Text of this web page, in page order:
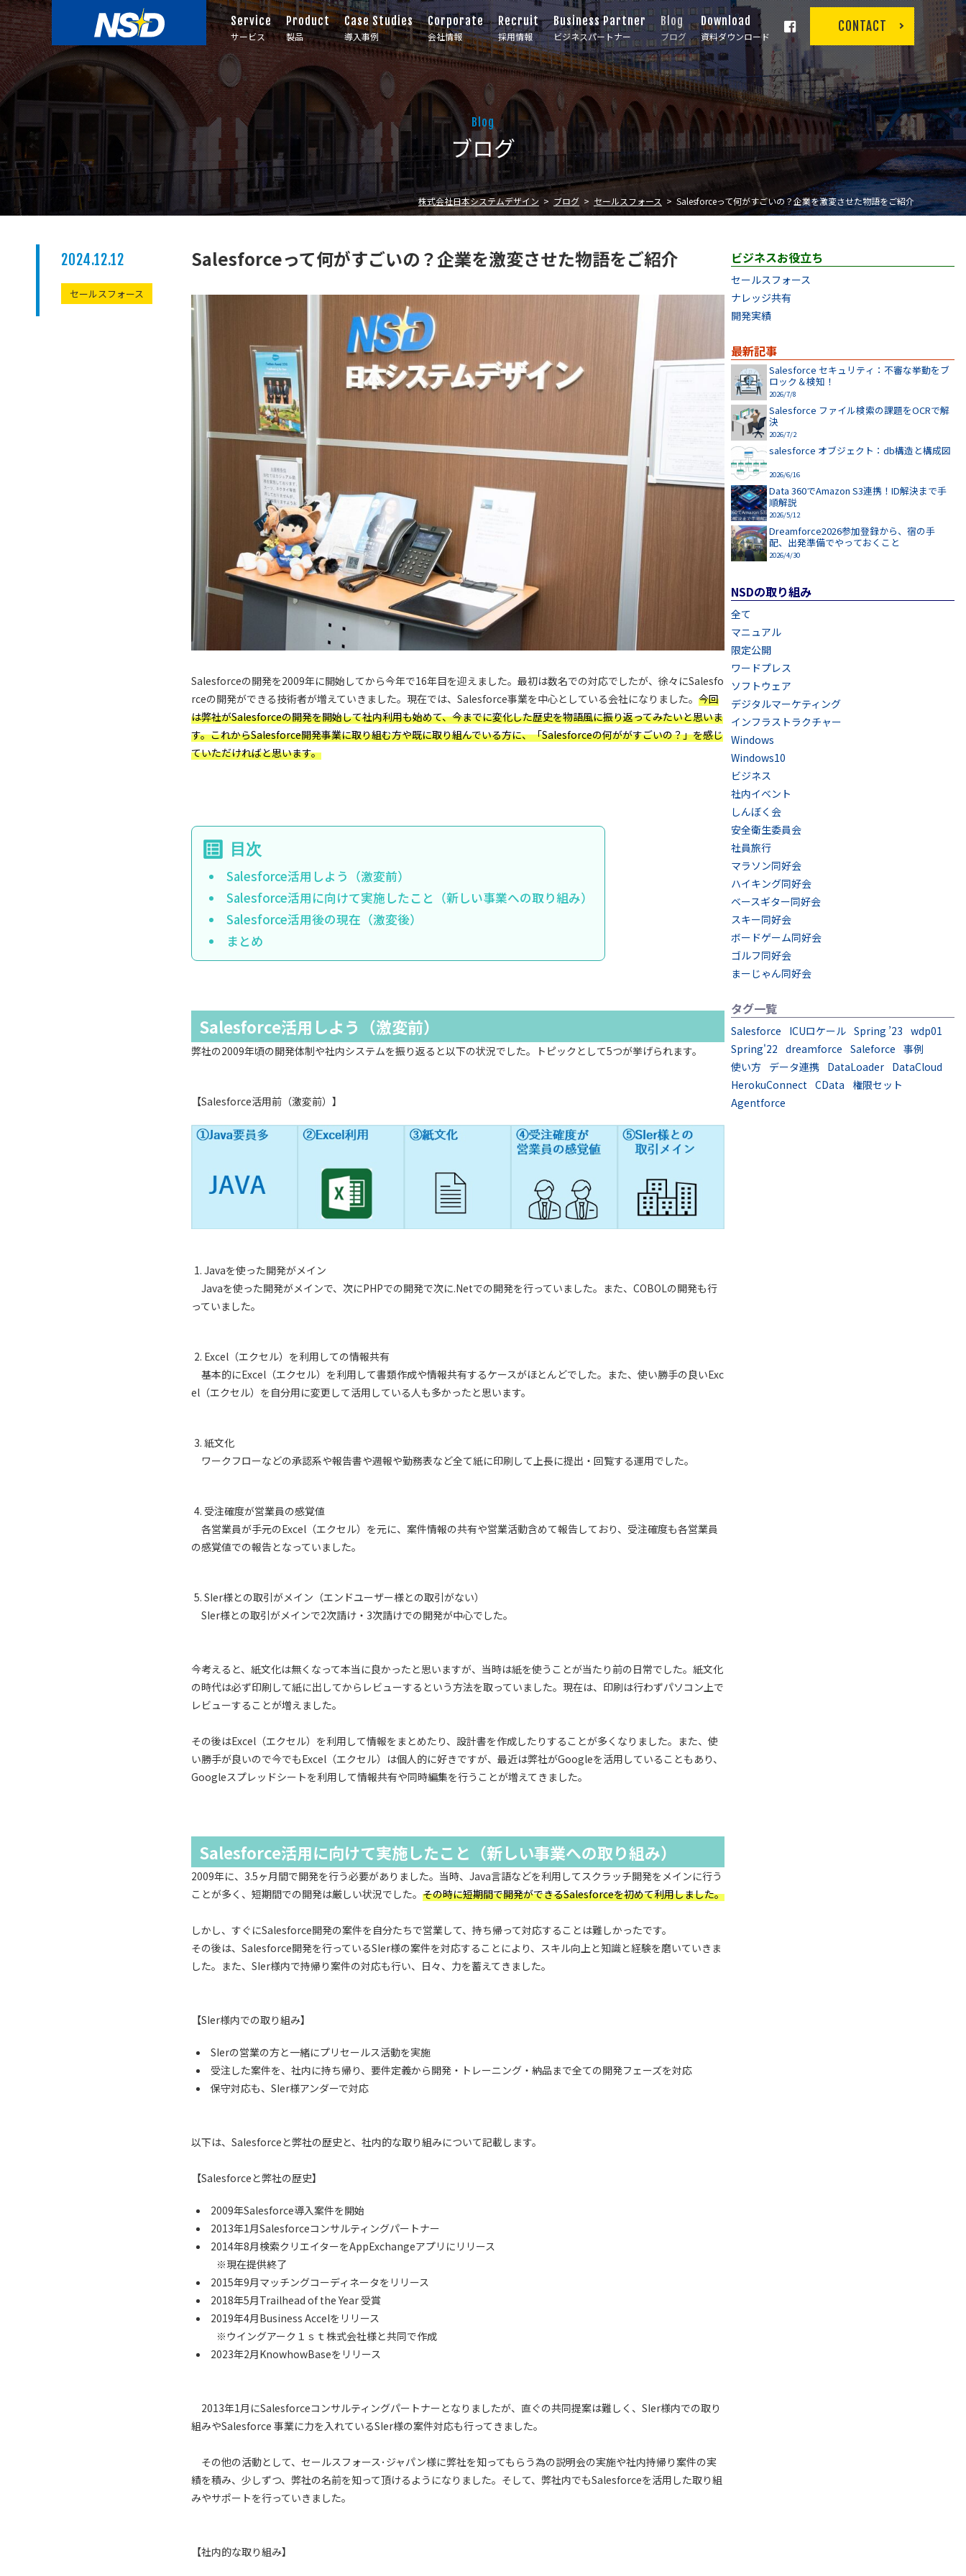
Service
サービス
Product
製品
Case Studies
導入事例
Corporate
会社情報
Recruit
採用情報
Business Partner
ビジネスパートナー
Blog
ブログ
Download
資料ダウンロード
CONTACT
Blog
ブログ
株式会社日本システムデザイン ブログ セールスフォース Salesforceって何がすごいの？企業を激変させた物語をご紹介
2024.12.12
セールスフォース
Salesforceって何がすごいの？企業を激変させた物語をご紹介
Salesforceの開発を2009年に開始してから今年で16年目を迎えました。最初は数名での対応でしたが、徐々にSalesfo
rceの開発ができる技術者が増えていきました。現在では、Salesforce事業を中心としている会社になりました。 今回
は弊社がSalesforceの開発を開始して社内利用も始めて、今までに変化した歴史を物語風に振り返ってみたいと思いま
す。これからSalesforce開発事業に取り組む方や既に取り組んでいる方に、「Salesforceの何ががすごいの？」を感じ
ていただければと思います。
Salesforce活用しよう（激変前）
Salesforce活用に向けて実施したこと（新しい事業への取り組み）
Salesforce活用後の現在（激変後）
まとめ
Salesforce活用しよう（激変前）
弊社の2009年頃の開発体制や社内システムを振り返ると以下の状況でした。トピックとして5つが挙げられます。
【Salesforce活用前（激変前）】
Javaを使った開発がメイン
Javaを使った開発がメインで、次にPHPでの開発で次に.Netでの開発を行っていました。また、COBOLの開発も行
っていました。
Excel（エクセル）を利用しての情報共有
基本的にExcel（エクセル）を利用して書類作成や情報共有するケースがほとんどでした。また、使い勝手の良いExc
el（エクセル）を自分用に変更して活用している人も多かったと思います。
紙文化
ワークフローなどの承認系や報告書や週報や勤務表など全て紙に印刷して上長に提出・回覧する運用でした。
受注確度が営業員の感覚値
各営業員が手元のExcel（エクセル）を元に、案件情報の共有や営業活動含めて報告しており、受注確度も各営業員
の感覚値での報告となっていました。
SIer様との取引がメイン（エンドユーザー様との取引がない）
SIer様との取引がメインで2次請け・3次請けでの開発が中心でした。
今考えると、紙文化は無くなって本当に良かったと思いますが、当時は紙を使うことが当たり前の日常でした。紙文化
の時代は必ず印刷して紙に出してからレビューするという方法を取っていました。現在は、印刷は行わずパソコン上で
レビューすることが増えました。
その後はExcel（エクセル）を利用して情報をまとめたり、設計書を作成したりすることが多くなりました。また、使
い勝手が良いので今でもExcel（エクセル）は個人的に好きですが、最近は弊社がGoogleを活用していることもあり、
Googleスプレッドシートを利用して情報共有や同時編集を行うことが増えてきました。
Salesforce活用に向けて実施したこと（新しい事業への取り組み）
2009年に、3.5ヶ月間で開発を行う必要がありました。当時、Java言語などを利用してスクラッチ開発をメインに行う
ことが多く、短期間での開発は厳しい状況でした。 その時に短期間で開発ができるSalesforceを初めて利用しました。
しかし、すぐにSalesforce開発の案件を自分たちで営業して、持ち帰って対応することは難しかったです。
その後は、Salesforce開発を行っているSIer様の案件を対応することにより、スキル向上と知識と経験を磨いていきま
した。また、SIer様内で持帰り案件の対応も行い、日々、力を蓄えてきました。
【SIer様内での取り組み】
SIerの営業の方と一緒にプリセールス活動を実施
受注した案件を、社内に持ち帰り、要件定義から開発・トレーニング・納品まで全ての開発フェーズを対応
保守対応も、SIer様アンダーで対応
以下は、Salesforceと弊社の歴史と、社内的な取り組みについて記載します。
【Salesforceと弊社の歴史】
2009年Salesforce導入案件を開始
2013年1月Salesforceコンサルティングパートナー
2014年8月検索クリエイターをAppExchangeアプリにリリース
※現在提供終了
2015年9月マッチングコーディネータをリリース
2018年5月Trailhead of the Year 受賞
2019年4月Business Accelをリリース
※ウイングアーク１ｓｔ株式会社様と共同で作成
2023年2月KnowhowBaseをリリース
2013年1月にSalesforceコンサルティングパートナーとなりましたが、直ぐの共同提案は難しく、SIer様内での取り
組みやSalesforce 事業に力を入れているSIer様の案件対応も行ってきました。
その他の活動として、セールスフォース･ジャパン様に弊社を知ってもらう為の説明会の実施や社内持帰り案件の実
績を積み、少しずつ、弊社の名前を知って頂けるようになりました。そして、弊社内でもSalesforceを活用した取り組
みやサポートを行っていきました。
【社内的な取り組み】
ビジネスお役立ち
セールスフォース
ナレッジ共有
開発実績
最新記事
Salesforce セキュリティ：不審な挙動をブ
ロック＆検知！
2026/7/8
Salesforce ファイル検索の課題をOCRで解
決
2026/7/2
salesforce オブジェクト：db構造と構成図
2026/6/16
Data 360でAmazon S3連携！ID解決まで手
順解説
2026/5/12
Dreamforce2026参加登録から、宿の手
配、出発準備でやっておくこと
2026/4/30
NSDの取り組み
全て
マニュアル
限定公開
ワードプレス
ソフトウェア
デジタルマーケティング
インフラストラクチャー
Windows
Windows10
ビジネス
社内イベント
しんぼく会
安全衛生委員会
社員旅行
マラソン同好会
ハイキング同好会
ベースギター同好会
スキー同好会
ボードゲーム同好会
ゴルフ同好会
まーじゃん同好会
タグ一覧
Salesforce ICUロケール Spring ’23 wdp01
Spring'22 dreamforce Saleforce 事例
使い方 データ連携 DataLoader DataCloud
HerokuConnect CData 権限セット
Agentforce